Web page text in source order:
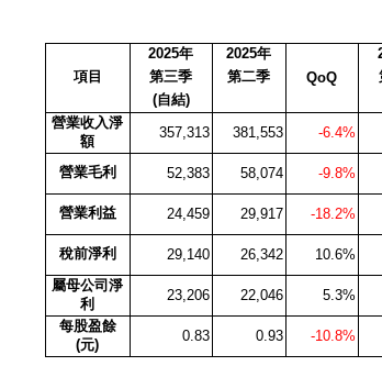
項目
2025年 2025年
QoQ
第三季 第二季
(自結)
營業收入淨
額
357,313 381,553 -6.4%
營業毛利 52,383 58,074 -9.8%
營業利益 24,459 29,917 -18.2%
稅前淨利 29,140 26,342 10.6%
屬母公司淨
利
23,206 22,046 5.3%
每股盈餘
(元)
0.83 0.93 -10.8%